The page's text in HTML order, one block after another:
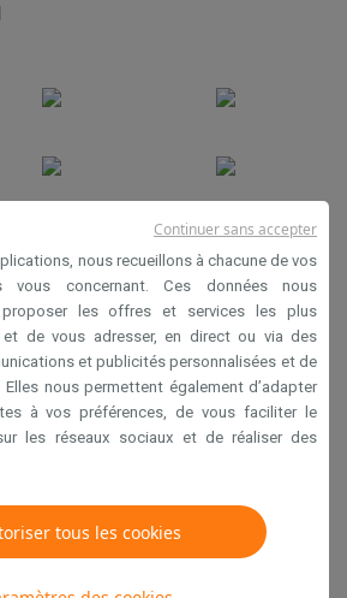
générales de vente
Privacy
Disclaimer
Cookies
44 - Industriezone 4 "T Sas",
BE 0400.673.544
Copyright 2026
nous recueillons à chacune de vos
vous concernant. Ces données nous
les offres et services les plus
de vous adresser, en direct ou via des
et publicités personnalisées et de
nous permettent également d’adapter
à vos préférences, de vous faciliter le
les réseaux sociaux et de réaliser des
tous les cookies
Continuer sans accepter